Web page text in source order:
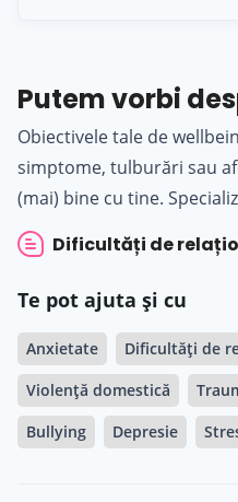
Putem vorbi
Obiectivele tale de
simptome, tulburări sau
(mai) bine cu tine.
Dificultăți de
Te pot ajuta și cu
Anxietate Dificultăți de
Violență domestică
Bullying
Depresie